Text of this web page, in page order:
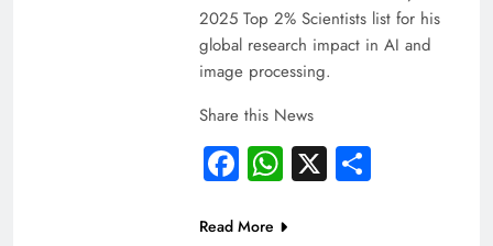
2025 Top 2% Scientists list for his
global research impact in AI and
image processing.
Share this News
Facebook
WhatsApp
X Share
Read More